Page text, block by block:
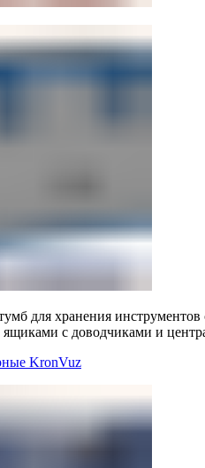
для хранения
с доводчиками и
KronVuz